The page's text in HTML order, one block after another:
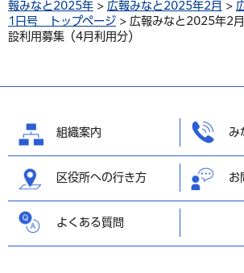
報みなと2025年 > 広報みなと2025年2月 >
1日号 トップページ > 広報みなと2025年2
設利用募集（4月利用分）
組織案内 み
区役所への行き方 お
よくある質問